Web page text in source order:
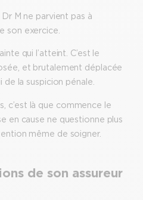
M ne parvient pas à
son exercice.
qui l’atteint. C’est le
et brutalement déplacée
de la suspicion pénale.
c’est là que commence le
en cause ne questionne plus
même de soigner.
de son assureur